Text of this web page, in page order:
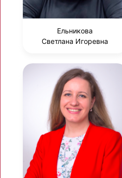
Ельникова
Светлана Игоревна